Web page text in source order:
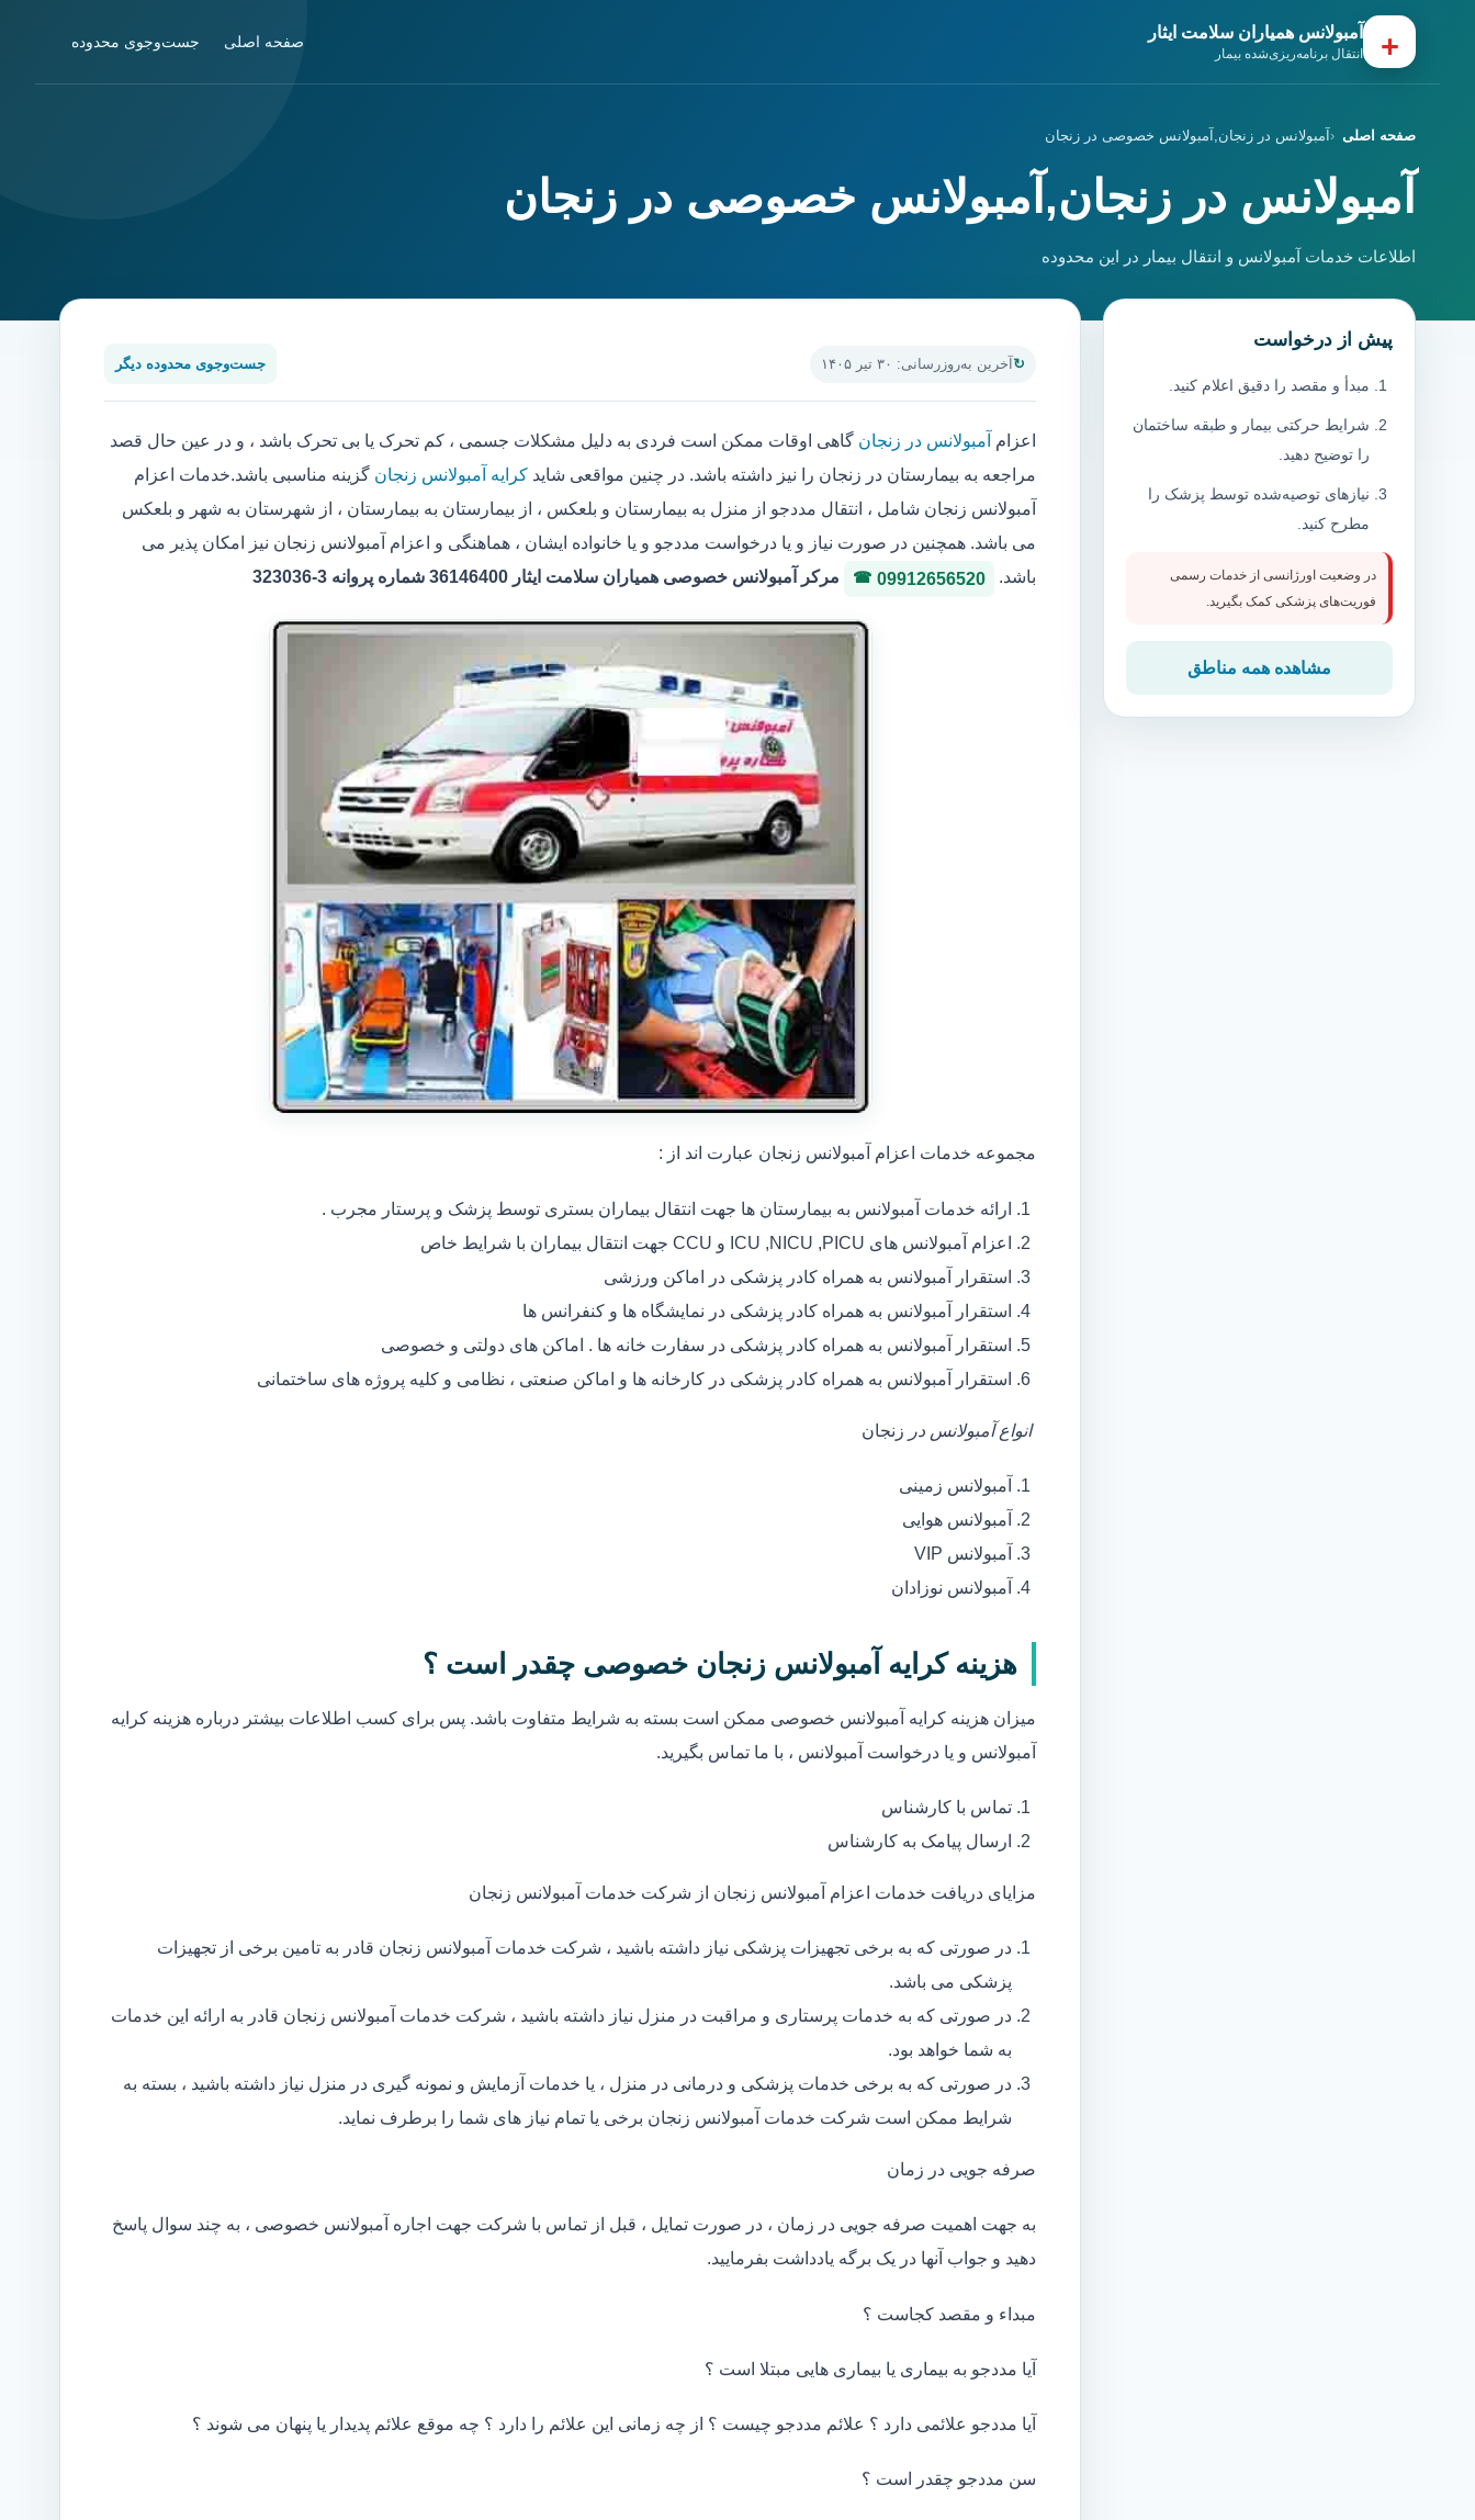
+ آمبولانس همیاران سلامت ایثار
انتقال برنامه‌ریزی‌شده بیمار
صفحه اصلی جست‌وجوی محدوده
صفحه اصلی آمبولانس در زنجان,آمبولانس خصوصی در زنجان
آمبولانس در زنجان,آمبولانس خصوصی در زنجان
اطلاعات خدمات آمبولانس و انتقال بیمار در این محدوده
آخرین به‌روزرسانی: ۳۰ تیر ۱۴۰۵ جست‌وجوی محدوده دیگر
اعزام آمبولانس در زنجان گاهی اوقات ممکن است فردی به دلیل مشکلات جسمی ، کم تحرک یا بی تحرک باشد ، و در عین حال قصد
مراجعه به بیمارستان در زنجان را نیز داشته باشد. در چنین مواقعی شاید کرایه آمبولانس زنجان گزینه مناسبی باشد.خدمات اعزام
آمبولانس زنجان شامل ، انتقال مددجو از منزل به بیمارستان و بلعکس ، از بیمارستان به بیمارستان ، از شهرستان به شهر و بلعکس
می باشد. همچنین در صورت نیاز و یا درخواست مددجو و یا خانواده ایشان ، هماهنگی و اعزام آمبولانس زنجان نیز امکان پذیر می
باشد.
09912656520 مرکر آمبولانس خصوصی همیاران سلامت ایثار 36146400 شماره پروانه 3-323036
مجموعه خدمات اعزام آمبولانس زنجان عبارت اند از :
ارائه خدمات آمبولانس به بیمارستان ها جهت انتقال بیماران بستری توسط پزشک و پرستار مجرب .
اعزام آمبولانس های ICU ,NICU ,PICU و CCU جهت انتقال بیماران با شرایط خاص
استقرار آمبولانس به همراه کادر پزشکی در اماکن ورزشی
استقرار آمبولانس به همراه کادر پزشکی در نمایشگاه ها و کنفرانس ها
استقرار آمبولانس به همراه کادر پزشکی در سفارت خانه ها . اماکن های دولتی و خصوصی
استقرار آمبولانس به همراه کادر پزشکی در کارخانه ها و اماکن صنعتی ، نظامی و کلیه پروژه های ساختمانی
انواع آمبولانس در زنجان
آمبولانس زمینی
آمبولانس هوایی
آمبولانس VIP
آمبولانس نوزادان
هزینه کرایه آمبولانس زنجان خصوصی چقدر است ؟
میزان هزینه کرایه آمبولانس خصوصی ممکن است بسته به شرایط متفاوت باشد. پس برای کسب اطلاعات بیشتر درباره هزینه کرایه
آمبولانس و یا درخواست آمبولانس ، با ما تماس بگیرید.
تماس با کارشناس
ارسال پیامک به کارشناس
مزایای دریافت خدمات اعزام آمبولانس زنجان از شرکت خدمات آمبولانس زنجان
در صورتی که به برخی تجهیزات پزشکی نیاز داشته باشید ، شرکت خدمات آمبولانس زنجان قادر به تامین برخی از تجهیزات
پزشکی می باشد.
در صورتی که به خدمات پرستاری و مراقبت در منزل نیاز داشته باشید ، شرکت خدمات آمبولانس زنجان قادر به ارائه این خدمات
به شما خواهد بود.
در صورتی که به برخی خدمات پزشکی و درمانی در منزل ، یا خدمات آزمایش و نمونه گیری در منزل نیاز داشته باشید ، بسته به
شرایط ممکن است شرکت خدمات آمبولانس زنجان برخی یا تمام نیاز های شما را برطرف نماید.
صرفه جویی در زمان
به جهت اهمیت صرفه جویی در زمان ، در صورت تمایل ، قبل از تماس با شرکت جهت اجاره آمبولانس خصوصی ، به چند سوال پاسخ
دهید و جواب آنها در یک برگه یادداشت بفرمایید.
مبداء و مقصد کجاست ؟
آیا مددجو به بیماری یا بیماری هایی مبتلا است ؟
آیا مددجو علائمی دارد ؟ علائم مددجو چیست ؟ از چه زمانی این علائم را دارد ؟ چه موقع علائم پدیدار یا پنهان می شوند ؟
سن مددجو چقدر است ؟
پیش از درخواست
مبدأ و مقصد را دقیق اعلام کنید.
شرایط حرکتی بیمار و طبقه ساختمان
را توضیح دهید.
نیازهای توصیه‌شده توسط پزشک را
مطرح کنید.
در وضعیت اورژانسی از خدمات رسمی
فوریت‌های پزشکی کمک بگیرید.
مشاهده همه مناطق